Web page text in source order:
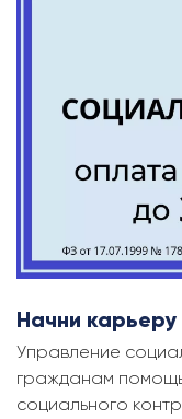
Начни
Управление
гражданам
социального